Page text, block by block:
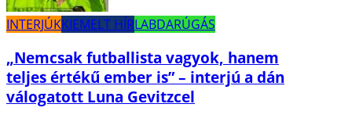
INTERJÚKKIEMELT HÍRLABDARÚGÁS
„Nemcsak futballista vagyok, hanem
teljes értékű ember is” – interjú a dán
válogatott Luna Gevitzcel